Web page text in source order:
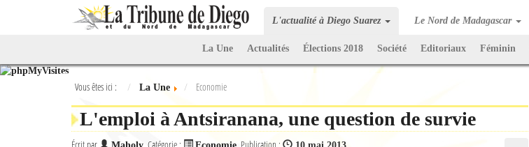
L'actualité à Diego Suarez Le Nord de Madagascar
La Une Actualités Élections 2018 Société Editoriaux Féminin
Vous êtes ici : La Une Economie
L'emploi à Antsiranana, une question de survie